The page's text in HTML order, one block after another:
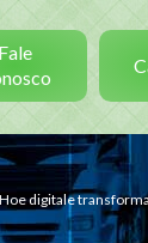
Fale
digitale